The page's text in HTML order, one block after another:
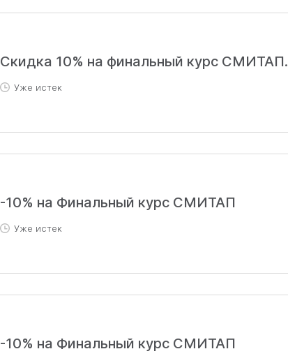
Скидка 10% на финальный курс СМИТАП.
Уже истек
-10% на Финальный курс СМИТАП
Уже истек
-10% на Финальный курс СМИТАП